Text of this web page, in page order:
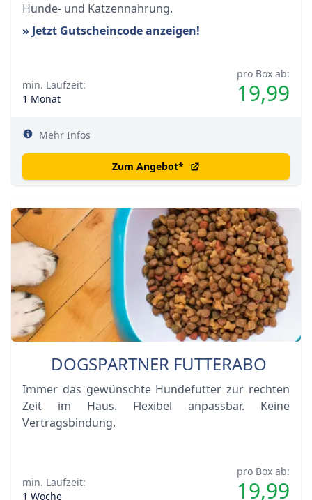
Hunde- und Katzennahrung.
» Jetzt Gutscheincode anzeigen!
pro Box ab:
19,99
min. Laufzeit:
1 Monat
Mehr Infos
Zum Angebot*
DOGSPARTNER FUTTERABO
Immer das gewünschte Hundefutter zur rechten
Zeit im Haus. Flexibel anpassbar. Keine
Vertragsbindung.
pro Box ab:
19,99
min. Laufzeit:
1 Woche